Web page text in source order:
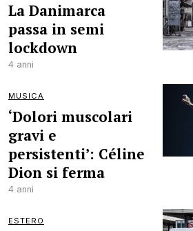
La Danimarca
passa in semi
lockdown
4 anni
MUSICA
‘Dolori muscolari
gravi e
persistenti’: Céline
Dion si ferma
4 anni
ESTERO